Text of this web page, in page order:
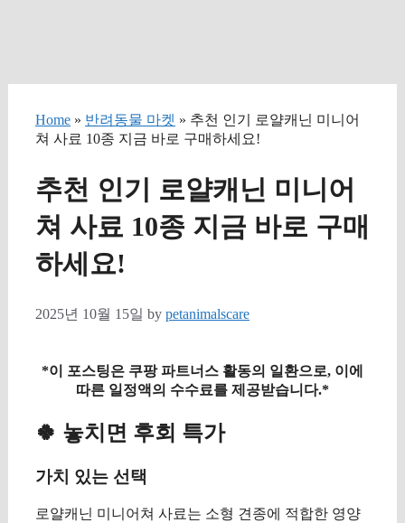
Home » 반려동물 마켓 » 추천 인기 로얄캐닌 미니어
쳐 사료 10종 지금 바로 구매하세요!
추천 인기 로얄캐닌 미니어
쳐 사료 10종 지금 바로 구매
하세요!
2025년 10월 15일 by petanimalscare
*이 포스팅은 쿠팡 파트너스 활동의 일환으로, 이에
따른 일정액의 수수료를 제공받습니다.*
🍀 놓치면 후회 특가
가치 있는 선택
로얄캐닌 미니어쳐 사료는 소형 견종에 적합한 영양